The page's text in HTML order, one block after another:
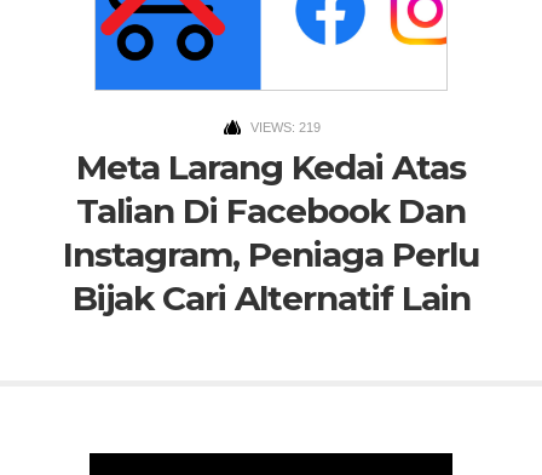
VIEWS: 219
Meta Larang Kedai Atas
Talian Di Facebook Dan
Instagram, Peniaga Perlu
Bijak Cari Alternatif Lain